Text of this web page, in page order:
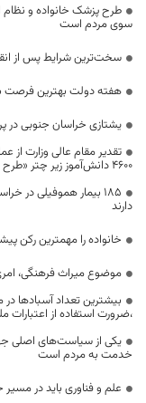
طرح پزشک خانواده و
سوی مردم است
سخت‌ترین شرایط پس از
هفته دولت بهترین فرصت
یشتازی خراسان جنوبی در
تقدیر مقام عالی وزارت
۴۶۰۰ دانش‌آموز زیر چتر «طرح حامی»
۱۸۵ بیمار هموفیلی
دارند
خانواده را مهمترین رکن
موضوع میراث فرهنگی،
بیشترین تعداد آسبادها
،ضرورت استفاده از اعتبارات
یکی از سیاست‌های اصلی
خدمت به مردم است
علم و فناوری باید در